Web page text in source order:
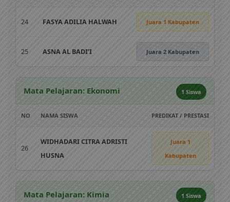
24 FASYA ADILIA HALWAH Juara 1 Kabupaten
25 ASNA AL BADI’I Juara 2 Kabupaten
Mata Pelajaran: Ekonomi 1 Siswa
NO NAMA SISWA PREDIKAT / PRESTASI
26
WIDHADARI CITRA ADRISTI
HUSNA
Juara 1
Kabupaten
Mata Pelajaran: Kimia 1 Siswa